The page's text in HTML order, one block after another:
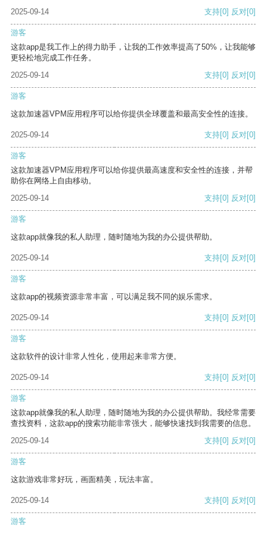
2025-09-14
支持[0] 反对[0]
游客
这款app是我工作上的得力助手，让我的工作效率提高了50%，让我能够
更轻松地完成工作任务。
2025-09-14
支持[0] 反对[0]
游客
这款加速器VPM应用程序可以给你提供全球覆盖和最高安全性的连接。
2025-09-14 支持[0] 反对[0]
游客
这款加速器VPM应用程序可以给你提供最高速度和安全性的连接，并帮
助你在网络上自由移动。
2025-09-14
支持[0] 反对[0]
游客
这款app就像我的私人助理，随时随地为我的办公提供帮助。
2025-09-14 支持[0] 反对[0]
游客
这款app的视频资源非常丰富，可以满足我不同的娱乐需求。
2025-09-14 支持[0] 反对[0]
游客
这款软件的设计非常人性化，使用起来非常方便。
2025-09-14 支持[0] 反对[0]
游客
这款app就像我的私人助理，随时随地为我的办公提供帮助。我经常需要
查找资料，这款app的搜索功能非常强大，能够快速找到我需要的信息。
2025-09-14
支持[0] 反对[0]
游客
这款游戏非常好玩，画面精美，玩法丰富。
2025-09-14 支持[0] 反对[0]
游客